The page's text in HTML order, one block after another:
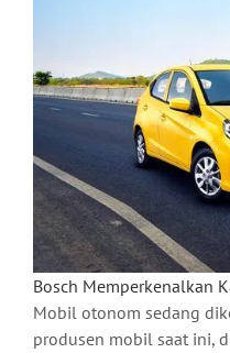
Bosch Memperkenalkan
Mobil otonom sedang
produsen mobil saat ini,